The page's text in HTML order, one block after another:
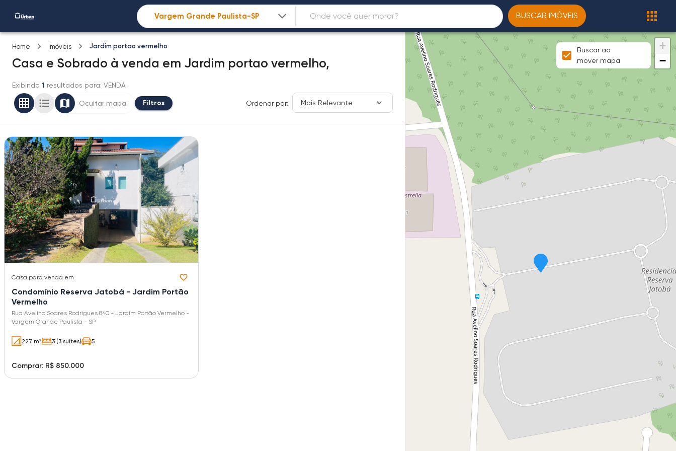
BUSCAR IMÓVEIS
Home Imóveis Jardim portao vermelho
Casa e Sobrado à venda em Jardim portao vermelho,
Exibindo 1 resultados para: VENDA
Ocultar mapa Filtros Ordenar por: Mais Relevante
Casa para venda em
Condomínio Reserva Jatobá - Jardim Portão
Vermelho
Rua Avelino Soares Rodrigues 840 - Jardim Portão Vermelho -
Vargem Grande Paulista - SP
227 m² 3 (3 suítes) 5
Comprar: R$ 850.000
+
−
Buscar ao
mover mapa